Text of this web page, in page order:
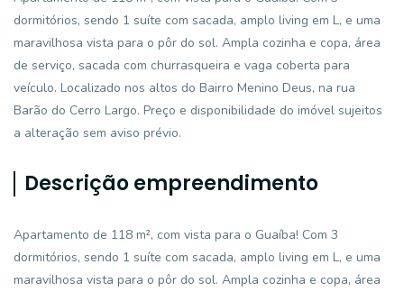
dormitórios, sendo 1 suíte com sacada, amplo living em L, e uma
maravilhosa vista para o pôr do sol. Ampla cozinha e copa, área
de serviço, sacada com churrasqueira e vaga coberta para
veículo. Localizado nos altos do Bairro Menino Deus, na rua
Barão do Cerro Largo. Preço e disponibilidade do imóvel sujeitos
a alteração sem aviso prévio.
Descrição empreendimento
Apartamento de 118 m², com vista para o Guaíba! Com 3
dormitórios, sendo 1 suíte com sacada, amplo living em L, e uma
maravilhosa vista para o pôr do sol. Ampla cozinha e copa, área